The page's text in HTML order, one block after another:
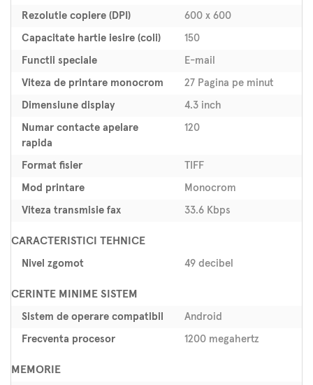
Rezolutie copiere (DPI) 600 x 600
Capacitate hartie iesire (coli) 150
Functii speciale E-mail
Viteza de printare monocrom 27 Pagina pe minut
Dimensiune display 4.3 inch
Numar contacte apelare
rapida
120
Format fisier TIFF
Mod printare Monocrom
Viteza transmisie fax 33.6 Kbps
CARACTERISTICI TEHNICE
Nivel zgomot 49 decibel
CERINTE MINIME SISTEM
Sistem de operare compatibil Android
Frecventa procesor 1200 megahertz
MEMORIE